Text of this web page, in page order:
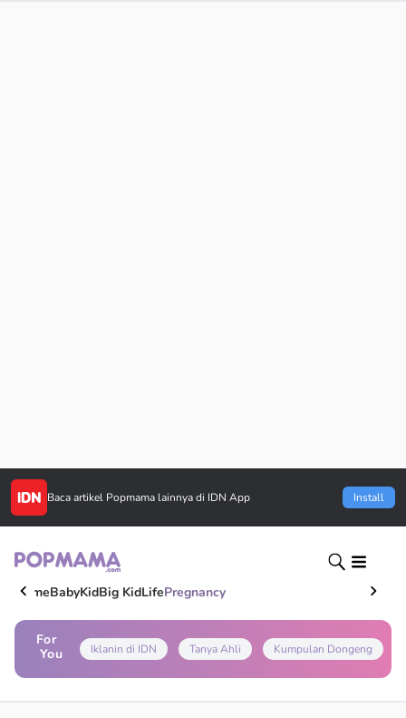
Baca artikel Popmama lainnya di IDN App Install
HomeBabyKidBig KidLifePregnancy
For
You
Iklanin di IDN Tanya Ahli Kumpulan Dongeng